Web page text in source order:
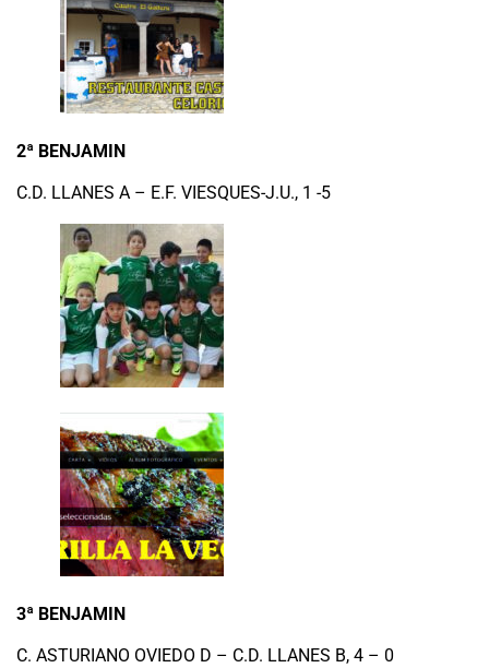
2ª BENJAMIN
C.D. LLANES A – E.F. VIESQUES-J.U., 1 -5
3ª BENJAMIN
C. ASTURIANO OVIEDO D – C.D. LLANES B, 4 – 0